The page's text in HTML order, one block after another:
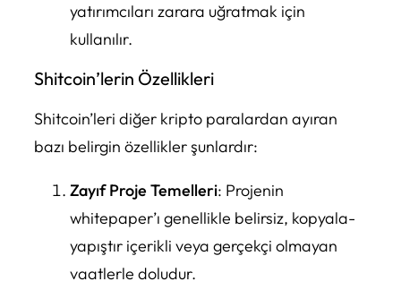
yatırımcıları zarara uğratmak için
kullanılır.
Shitcoin’lerin Özellikleri
Shitcoin’leri diğer kripto paralardan ayıran
bazı belirgin özellikler şunlardır:
Zayıf Proje Temelleri: Projenin
whitepaper’ı genellikle belirsiz, kopyala-
yapıştır içerikli veya gerçekçi olmayan
vaatlerle doludur.